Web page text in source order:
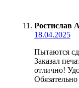
Ростислав
18.04.2025
Пытаются
Заказал
отлично!